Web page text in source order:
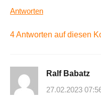
Antworten
4 Antworten auf diesen
Ralf Babatz
27.02.2023